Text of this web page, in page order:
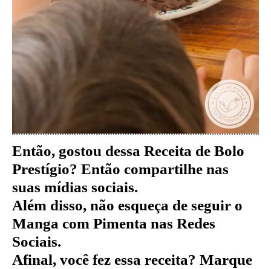
Então, gostou dessa Receita de Bolo
Prestígio? Então compartilhe nas
suas mídias sociais.
Além disso, não esqueça de seguir o
Manga com Pimenta nas Redes
Sociais.
Afinal, você fez essa receita? Marque